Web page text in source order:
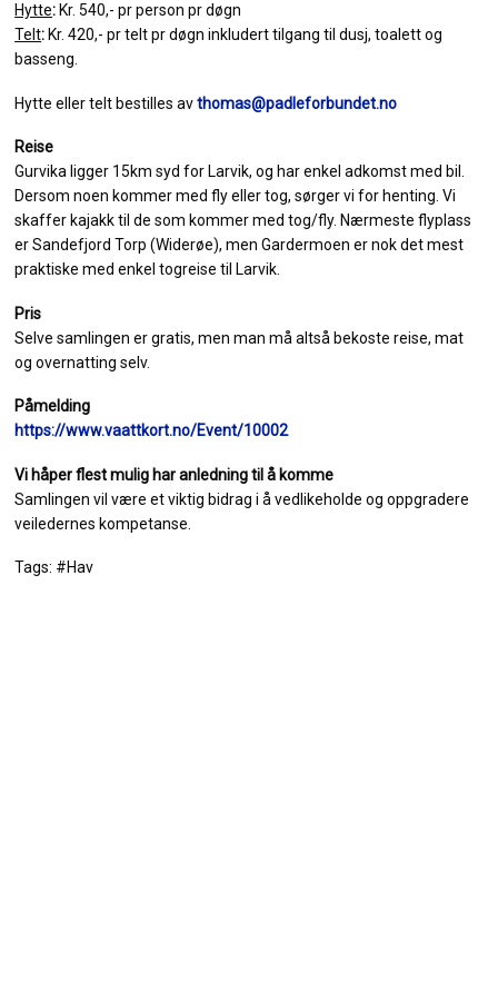
Hytte: Kr. 540,- pr person pr døgn
Telt: Kr. 420,- pr telt pr døgn inkludert tilgang til dusj, toalett og
basseng.
Hytte eller telt bestilles avthomas@padleforbundet.no
Reise
Gurvika ligger 15km syd for Larvik, og har enkel adkomst med bil.
Dersom noen kommer med fly eller tog, sørger vi for henting. Vi
skaffer kajakk til de som kommer med tog/fly. Nærmeste flyplass
er Sandefjord Torp (Widerøe), men Gardermoen er nok det mest
praktiske med enkel togreise til Larvik.
Pris
Selve samlingen er gratis, men man må altså bekoste reise, mat
og overnatting selv.
Påmelding
https://www.vaattkort.no/Event/10002
Vi håper flest mulig har anledning til å komme
Samlingen vil være et viktig bidrag i å vedlikeholde og oppgradere
veiledernes kompetanse.
Tags: #Hav